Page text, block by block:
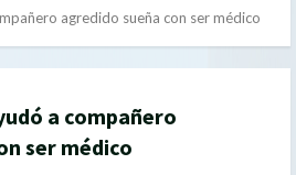
agredido sueña con ser médico
a compañero
ser médico